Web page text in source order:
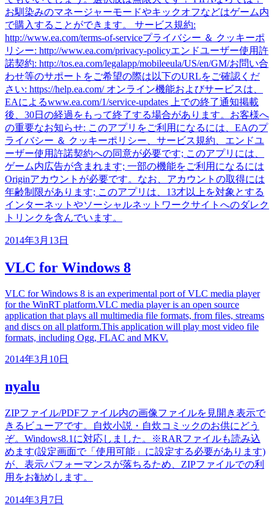
お馴染みのマネージャーモードやキックオフなどはゲーム内
で購入することができます。 サービス規約:
http://www.ea.com/terms-of-serviceプライバシー ＆ クッキーポ
リシー: http://www.ea.com/privacy-policyエンドユーザー使用許
諾契約: http://tos.ea.com/legalapp/mobileeula/US/en/GM/お問い合
わせ等のサポートをご希望の際は以下のURLをご確認くだ
さい: https://help.ea.com/ オンライン機能およびサービスは、
EAによるwww.ea.com/1/service-updates 上での終了通知掲載
後、30日の経過をもって終了する場合があります。お客様へ
の重要なお知らせ: このアプリをご利用になるには、EAのプ
ライバシー ＆ クッキーポリシー、サービス規約、エンドユ
ーザー使用許諾契約への同意が必要です; このアプリには、
ゲーム内広告が含まれます; 一部の機能をご利用になるには
Originアカウントが必要です。なお、アカウントの取得には
年齢制限があります; このアプリは、13才以上を対象とする
インターネットやソーシャルネットワークサイトへのダレク
トリンクを含んでいます。
2014年3月13日
VLC for Windows 8
VLC for Windows 8 is an experimental port of VLC media player
for the WinRT platform.VLC media player is an open source
application that plays all multimedia file formats, from files, streams
and discs on all platform.This application will play most video file
formats, including Ogg, FLAC and MKV.
2014年3月10日
nyalu
ZIPファイル/PDFファイル内の画像ファイルを見開き表示で
きるビューアです。自炊小説・自炊コミックのお供にどう
ぞ。Windows8.1に対応しました。※RARファイルも読み込
めます(設定画面で「使用可能」に設定する必要があります)
が、表示パフォーマンスが落ちるため、ZIPファイルでの利
用をお勧めします。
2014年3月7日